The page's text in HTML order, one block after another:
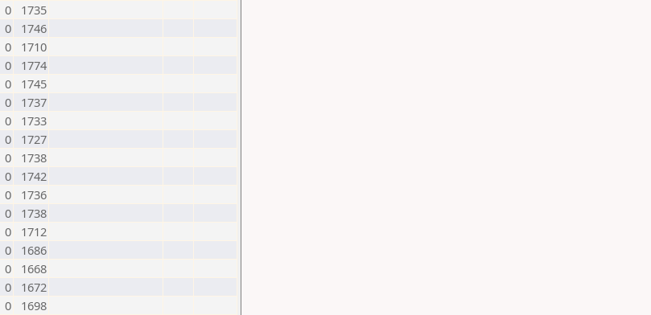
0
1735
0
1746
0
1710
0
1774
0
1745
0
1737
0
1733
0
1727
0
1738
0
1742
0
1736
0
1738
0
1712
0
1686
0
1668
0
1672
0
1698